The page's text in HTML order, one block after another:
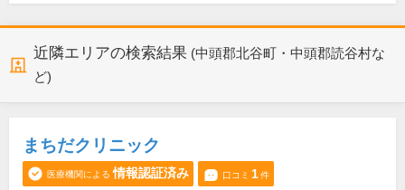
近隣エリアの検索結果 (中頭郡北谷町・中頭郡読谷村な
ど)
まちだクリニック
医療機関による 情報認証済み 口コミ 1件